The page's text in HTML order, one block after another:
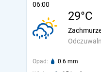
06:00
29°C
Opad: 0.6 mm